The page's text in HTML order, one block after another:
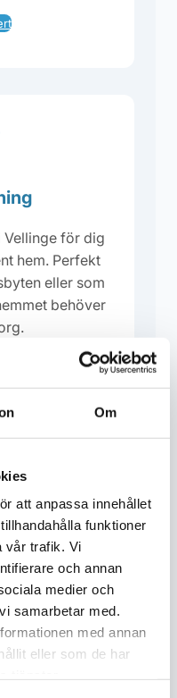
Om
att anpassa innehållet
funktioner
vår trafik. Vi
och annan
medier och
samarbetar med.
med annan
eller som de har
Vellinge för dig
hem. Perfekt
eller som
behöver
i Vellinge
en kostnadsfri